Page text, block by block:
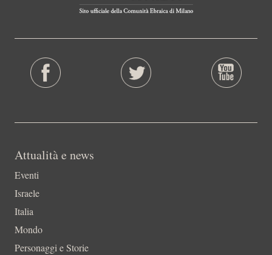
Attualità e news
Eventi
Israele
Italia
Mondo
Personaggi e Storie